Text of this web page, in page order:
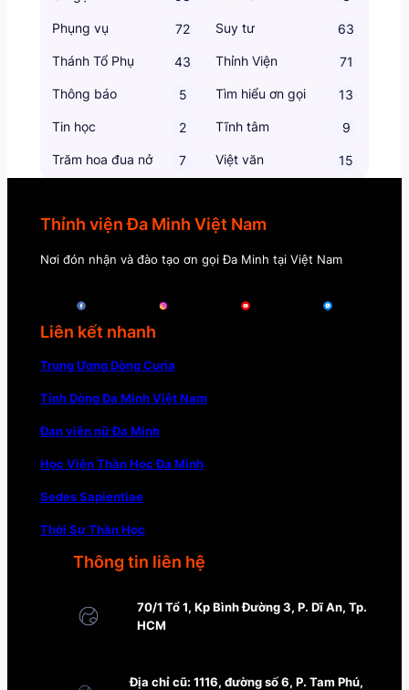
Phụng vụ 72 Suy tư 63
Thánh Tổ Phụ 43 Thỉnh Viện 71
Thông báo 5 Tìm hiểu ơn gọi 13
Tin học 2 Tĩnh tâm 9
Trăm hoa đua nở 7 Việt văn 15
Thỉnh viện Đa Minh Việt Nam
Nơi đón nhận và đào tạo ơn gọi Đa Minh tại Việt Nam
Liên kết nhanh
Trung Ương Dòng Curia
Tỉnh Dòng Đa Minh Việt Nam
Đan viện nữ Đa Minh
Học Viện Thần Học Đa Minh
Sedes Sapientiae
Thời Sự Thần Học
Thông tin liên hệ
70/1 Tổ 1, Kp Bình Đường 3, P. Dĩ An, Tp.
HCM
Địa chỉ cũ: 1116, đường số 6, P. Tam Phú,